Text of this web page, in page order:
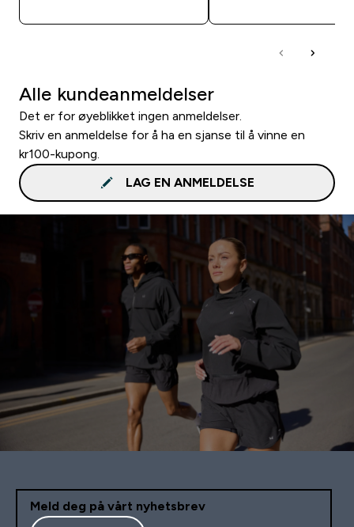
Alle kundeanmeldelser
Det er for øyeblikket ingen anmeldelser.
Skriv en anmeldelse for å ha en sjanse til å vinne en
kr100-kupong.
LAG EN ANMELDELSE
Meld deg på vårt nyhetsbrev